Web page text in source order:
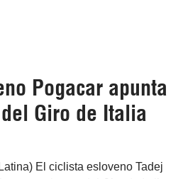
Pogacar apunta
Giro de Italia
El ciclista esloveno Tadej